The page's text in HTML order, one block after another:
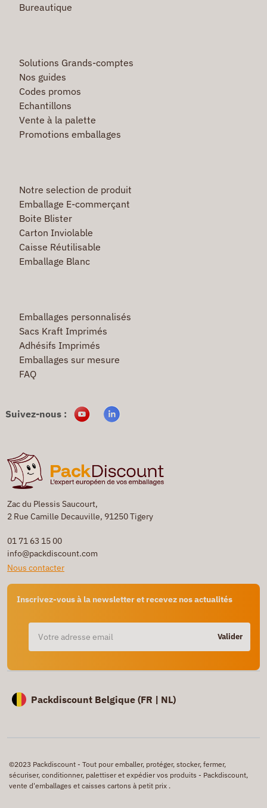
Zac du Plessis Saucourt,
2 Rue Camille Decauville, 91250 Tigery
01 71 63 15 00
info@packdiscount.com
Nous contacter
Inscrivez-vous à la newsletter et recevez nos actualités
Valider
Bureautique
Solutions Grands-comptes
Nos guides
Codes promos
Echantillons
Vente à la palette
Promotions emballages
Notre selection de produit
Emballage E-commerçant
Boite Blister
Carton Inviolable
Caisse Réutilisable
Emballage Blanc
Emballages personnalisés
Sacs Kraft Imprimés
Adhésifs Imprimés
Emballages sur mesure
FAQ
Suivez-nous :
Packdiscount Belgique (FR | NL)
©2023 Packdiscount - Tout pour emballer, protéger, stocker, fermer,
sécuriser, conditionner, palettiser et expédier vos produits - Packdiscount,
vente d'emballages et caisses cartons à petit prix .